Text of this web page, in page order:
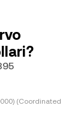
(Coordinated